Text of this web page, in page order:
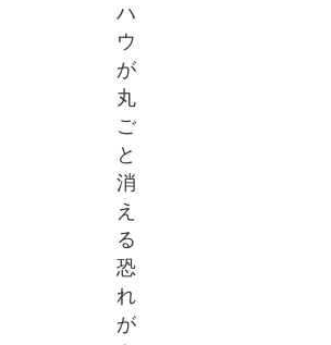
ハ
ウ
が
丸
ご
と
消
え
る
恐
れ
が